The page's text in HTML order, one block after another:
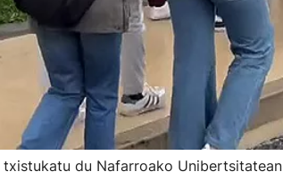
du Nafarroako Unibertsitatean